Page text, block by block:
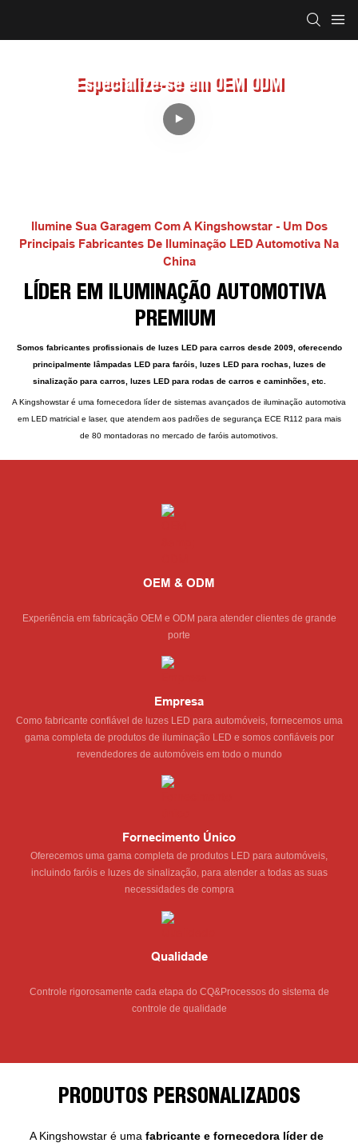
Especialize-se em OEM ODM
Ilumine Sua Garagem Com A Kingshowstar - Um Dos
Principais Fabricantes De Iluminação LED Automotiva Na
China
LÍDER EM ILUMINAÇÃO AUTOMOTIVA
PREMIUM
Somos fabricantes profissionais de luzes LED para carros desde 2009, oferecendo
principalmente lâmpadas LED para faróis, luzes LED para rochas, luzes de
sinalização para carros, luzes LED para rodas de carros e caminhões, etc.
A Kingshowstar é uma fornecedora líder de sistemas avançados de iluminação automotiva
em LED matricial e laser, que atendem aos padrões de segurança ECE R112 para mais
de 80 montadoras no mercado de faróis automotivos.
OEM & ODM
Experiência em fabricação OEM e ODM para atender clientes de grande
porte
Empresa
Como fabricante confiável de luzes LED para automóveis, fornecemos uma
gama completa de produtos de iluminação LED e somos confiáveis ​​por
revendedores de automóveis em todo o mundo
Fornecimento Único
Oferecemos uma gama completa de produtos LED para automóveis,
incluindo faróis e luzes de sinalização, para atender a todas as suas
necessidades de compra
Qualidade
Controle rigorosamente cada etapa do CQ&Processos do sistema de
controle de qualidade
PRODUTOS PERSONALIZADOS
A Kingshowstar é umafabricante e fornecedora líder de